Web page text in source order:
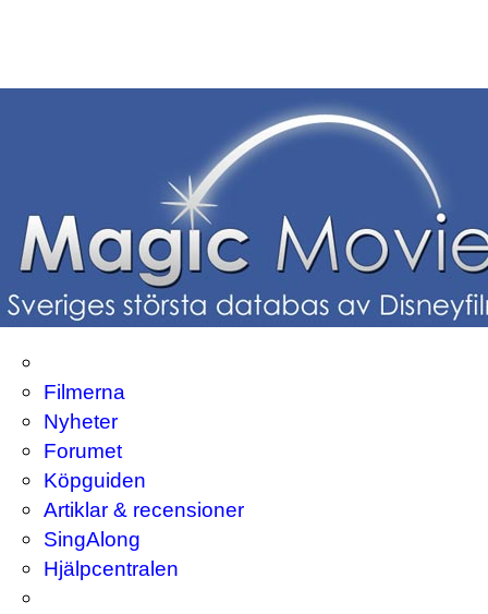
Filmerna
Nyheter
Forumet
Köpguiden
Artiklar & recensioner
SingAlong
Hjälpcentralen